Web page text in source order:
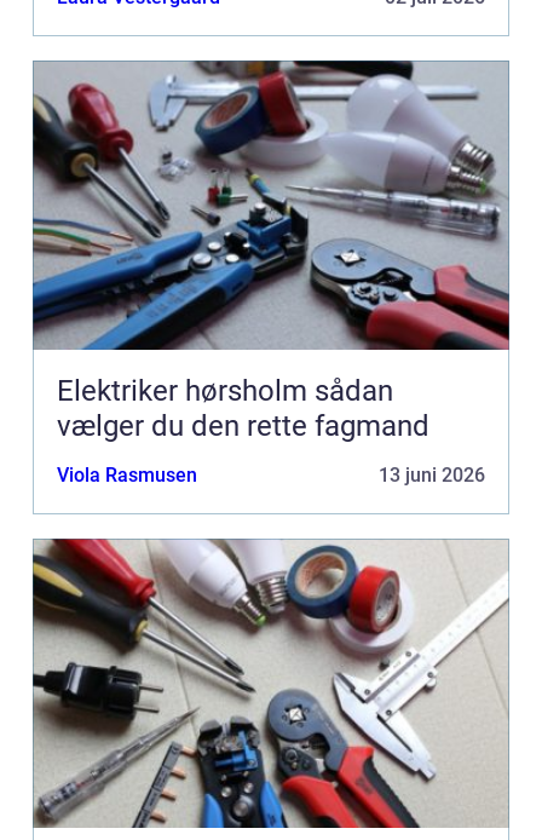
Elektriker hørsholm sådan
vælger du den rette fagmand
Viola Rasmusen 13 juni 2026